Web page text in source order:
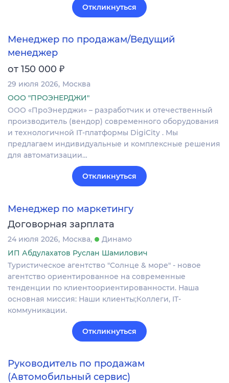
Откликнуться
Менеджер по продажам/Ведущий
менеджер
от 150 000 ₽
29 июля 2026 Москва
ООО "ПРОЭНЕРДЖИ"
ООО «ПроЭнерджи» – разработчик и отечественный
производитель (вендор) современного оборудования
и технологичной IT-платформы DigiCity . Мы
предлагаем индивидуальные и комплексные решения
для автоматизации…
Откликнуться
Менеджер по маркетингу
Договорная зарплата
24 июля 2026 Москва
Динамо
ИП Абдулахатов Руслан Шамилович
Туристическое агентство "Солнце & море" - новое
агентство ориентированное на современные
тенденции по клиентоориентированности. Наша
основная миссия: Наши клиенты;Коллеги, IT-
коммуникации.
Откликнуться
Руководитель по продажам
(Автомобильный сервис)